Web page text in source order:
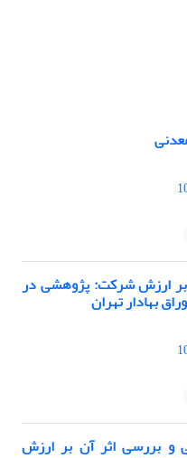
بر ارزش شرکت: پژوهشی در
بهادار تهران
و بررسی اثر آن بر ارزش